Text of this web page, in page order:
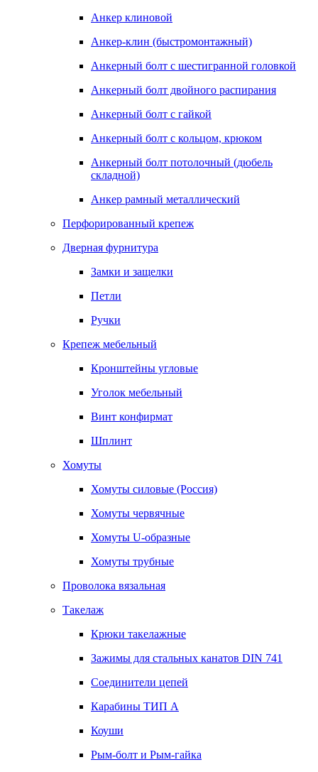
Анкер клиновой
Анкер-клин (быстромонтажный)
Анкерный болт с шестигранной головкой
Анкерный болт двойного распирания
Анкерный болт с гайкой
Анкерный болт с кольцом, крюком
Анкерный болт потолочный (дюбель
складной)
Анкер рамный металлический
Перфорированный крепеж
Дверная фурнитура
Замки и защелки
Петли
Ручки
Крепеж мебельный
Кронштейны угловые
Уголок мебельный
Винт конфирмат
Шплинт
Хомуты
Хомуты силовые (Россия)
Хомуты червячные
Хомуты U-образные
Хомуты трубные
Проволока вязальная
Такелаж
Крюки такелажные
Зажимы для стальных канатов DIN 741
Соединители цепей
Карабины ТИП А
Коуши
Рым-болт и Рым-гайка